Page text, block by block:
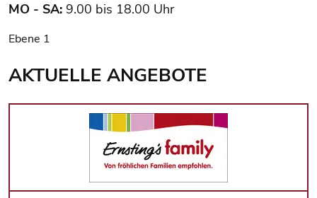
MO - SA: 9.00 bis 18.00 Uhr
Ebene 1
AKTUELLE ANGEBOTE